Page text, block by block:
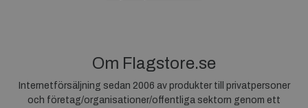
Om Flagstore.se
Internetförsäljning sedan 2006 av produkter till privatpersoner
och företag/organisationer/offentliga sektorn genom ett